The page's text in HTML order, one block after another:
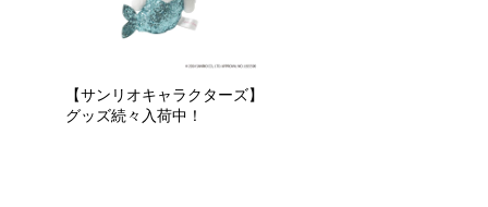
【サンリオキャラクターズ】
グッズ続々入荷中！